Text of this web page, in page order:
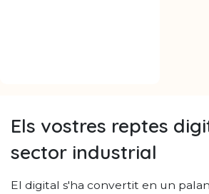
Els vostres reptes
sector industrial
El digital s'ha convertit en un